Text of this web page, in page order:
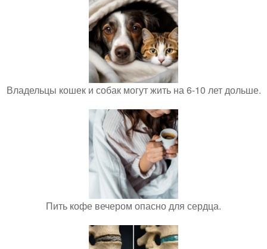
Владельцы кошек и собак могут жить на 6-10 лет дольше.
Пить кофе вечером опасно для сердца.